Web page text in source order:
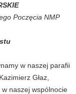
Poczęcia NMP
w naszej parafii
Głaz,
naszej wspólnocie